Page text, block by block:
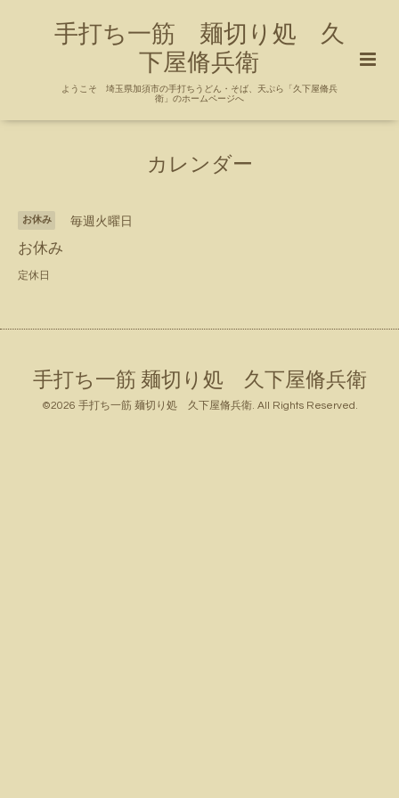
手打ち一筋 麺切り処 久
下屋脩兵衛
ようこそ 埼玉県加須市の手打ちうどん・そば、天ぷら「久下屋脩兵
衛」のホームページへ
カレンダー
お休み 毎週火曜日
お休み
定休日
手打ち一筋 麺切り処 久下屋脩兵衛
©2026 手打ち一筋 麺切り処 久下屋脩兵衛. All Rights Reserved.